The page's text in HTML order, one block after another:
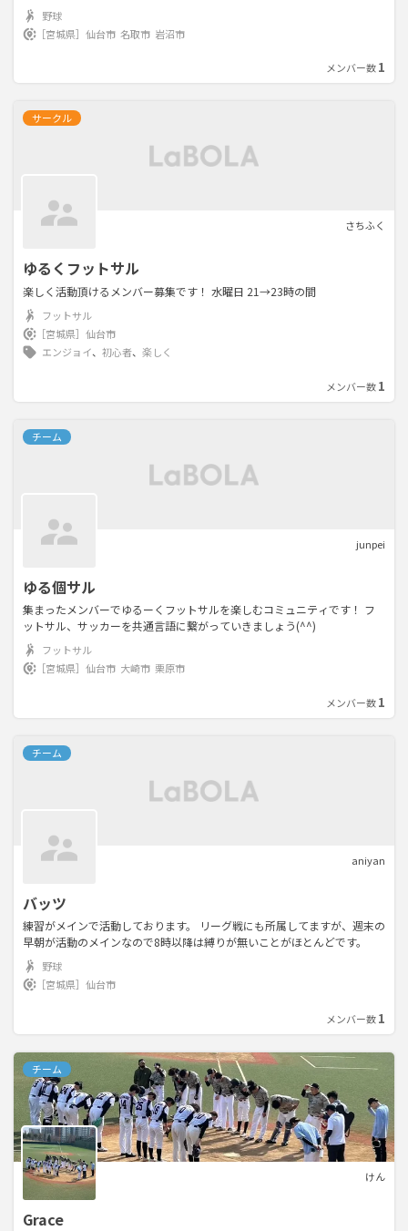
野球
［宮城県］ 仙台市 名取市 岩沼市
メンバー数1
サークル
さちふく
ゆるくフットサル
楽しく活動頂けるメンバー募集です！ 水曜日 21→23時の間
フットサル
［宮城県］ 仙台市
エンジョイ、 初心者、 楽しく
メンバー数1
チーム
junpei
ゆる個サル
集まったメンバーでゆるーくフットサルを楽しむコミュニティです！ フ
ットサル、サッカーを共通言語に繋がっていきましょう(^^)
フットサル
［宮城県］ 仙台市 大崎市 栗原市
メンバー数1
チーム
aniyan
バッツ
練習がメインで活動しております。 リーグ戦にも所属してますが、週末の
早朝が活動のメインなので8時以降は縛りが無いことがほとんどです。
野球
［宮城県］ 仙台市
メンバー数1
チーム
けん
Grace